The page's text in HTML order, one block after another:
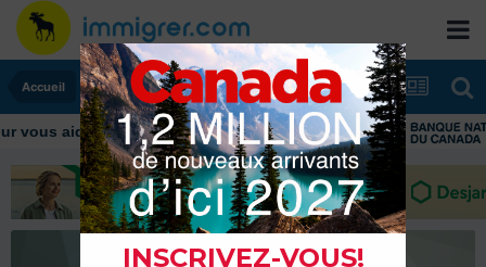
Accueil
vous aider tout au long de votre transition